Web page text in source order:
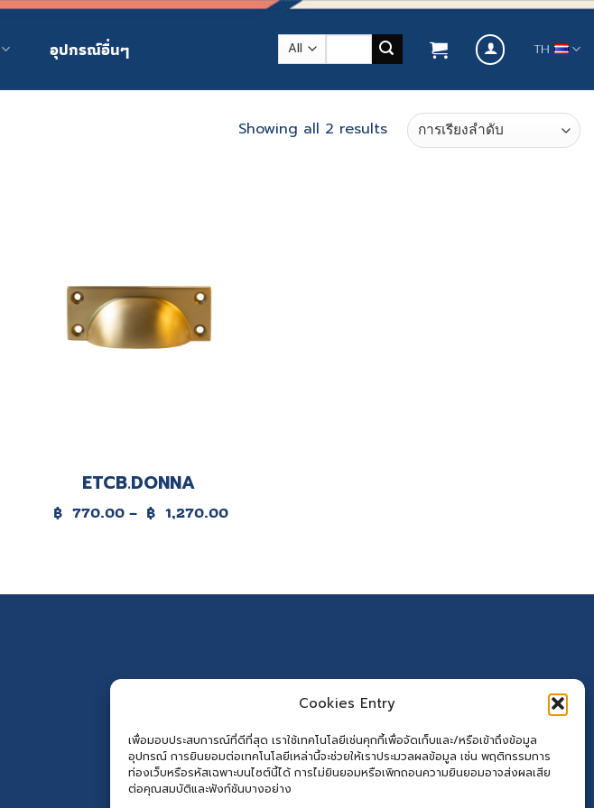
Cookies Entry
เพื่อมอบประสบการณ์ที่ดีที่สุด เราใช้เทคโนโลยีเช่นคุกกี้เพื่อจัดเก็บและ/หรือเข้าถึงข้อมูล
อุปกรณ์ การยินยอมต่อเทคโนโลยีเหล่านี้จะช่วยให้เราประมวลผลข้อมูล เช่น พฤติกรรมการ
ท่องเว็บหรือรหัสเฉพาะบนไซต์นี้ได้ การไม่ยินยอมหรือเพิกถอนความยินยอมอาจส่งผลเสีย
ต่อคุณสมบัติและฟังก์ชันบางอย่าง
อุปกรณ์อื่นๆ TH
Showing all 2 results
ETCB.DONNA
฿ 770.00– ฿ 1,270.00
Price
range: